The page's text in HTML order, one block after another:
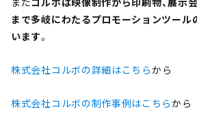
まで多岐にわたるプロモーションツール
います。
株式会社コルボの詳細はこちらから
株式会社コルボの制作事例はこちらから